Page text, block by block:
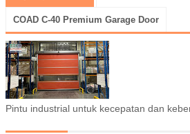
COAD C-40 Premium Garage Door
Pintu industrial untuk kecepatan dan